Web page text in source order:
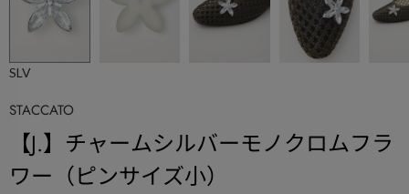
SLV
STACCATO
【J.】チャームシルバーモノクロムフラ
ワー（ピンサイズ小）